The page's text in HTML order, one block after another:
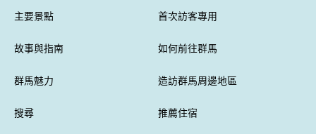
主要景點
故事與指南
群馬魅力
搜尋
首次訪客專用
如何前往群馬
造訪群馬周邊地區
推薦住宿